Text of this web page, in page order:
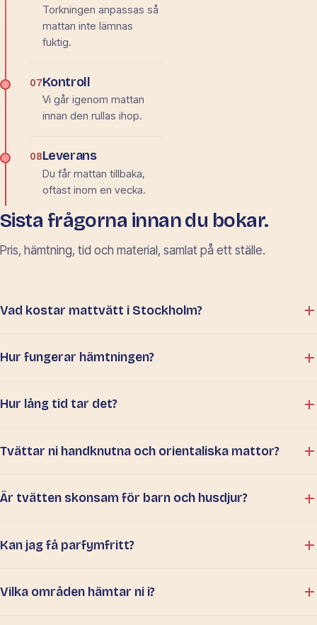
Torkningen anpassas så
mattan inte lämnas
fuktig.
07Kontroll
Vi går igenom mattan
innan den rullas ihop.
08Leverans
Du får mattan tillbaka,
oftast inom en vecka.
Sista frågorna innan du bokar.
Pris, hämtning, tid och material, samlat på ett ställe.
Vad kostar mattvätt i Stockholm?
Hur fungerar hämtningen?
Hur lång tid tar det?
Tvättar ni handknutna och orientaliska mattor?
Är tvätten skonsam för barn och husdjur?
Kan jag få parfymfritt?
Vilka områden hämtar ni i?